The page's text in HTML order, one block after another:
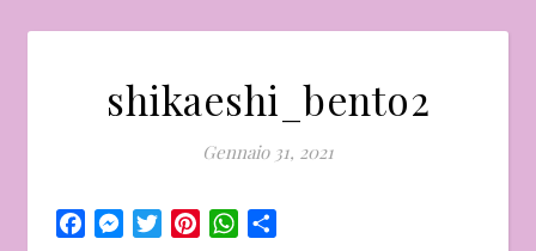
shikaeshi_bento2
Gennaio 31, 2021
FacebookMessenger
TwitterPinterestWhatsApp